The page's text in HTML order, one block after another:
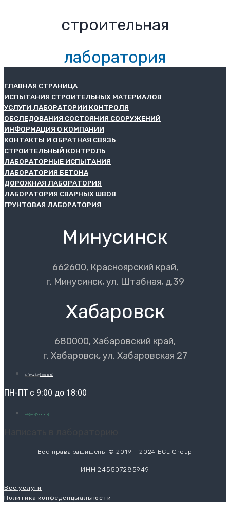
строительная
лаборатория
ГЛАВНАЯ СТРАНИЦА
ИСПЫТАНИЯ СТРОИТЕЛЬНЫХ МАТЕРИАЛОВ
УСЛУГИ ЛАБОРАТОРИИ КОНТРОЛЯ
ОБСЛЕДОВАНИЯ СОСТОЯНИЯ СООРУЖЕНИЙ
ИНФОРМАЦИЯ О КОМПАНИИ
КОНТАКТЫ И ОБРАТНАЯ СВЯЗЬ
СТРОИТЕЛЬНЫЙ КОНТРОЛЬ
ЛАБОРАТОРНЫЕ ИСПЫТАНИЯ
ЛАБОРАТОРИЯ БЕТОНА
ДОРОЖНАЯ ЛАБОРАТОРИЯ
ЛАБОРАТОРИЯ СВАРНЫХ ШВОВ
ГРУНТОВАЯ ЛАБОРАТОРИЯ
Минусинск
662600, Красноярский край,
г. Минусинск, ул. Штабная, д.39
Хабаровск
680000, Хабаровский край,
г. Хабаровск, ул. Хабаровская 27
+7 (3902) 39 [Показать]
ПН-ПТ с 9:00 до 18:00
info@ecl- [Показать]
Все права защищены © 2019 - 2024 ECL Group
ИНН 245507285949
Все услуги
Политика конфеденцыальности